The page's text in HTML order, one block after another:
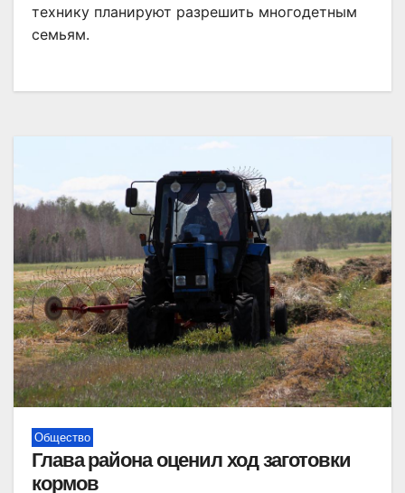
технику планируют разрешить многодетным
семьям.
Общество
Глава района оценил ход заготовки
кормов